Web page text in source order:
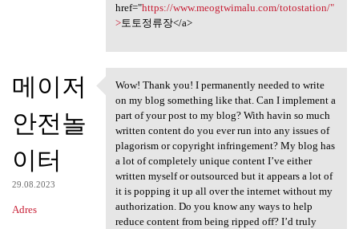
href="https://www.meogtwimalu.com/totostation/"
>토토정류장</a>
메이저
안전놀
이터
29.08.2023
Adres
Wow! Thank you! I permanently
Wow! Thank you! I permanently needed to write
on my blog something like that. Can I implement a
part of your post to my blog? With havin so much
written content do you ever run into any issues of
plagorism or copyright infringement? My blog has
a lot of completely unique content I’ve either
written myself or outsourced but it appears a lot of
it is popping it up all over the internet without my
authorization. Do you know any ways to help
reduce content from being ripped off? I’d truly